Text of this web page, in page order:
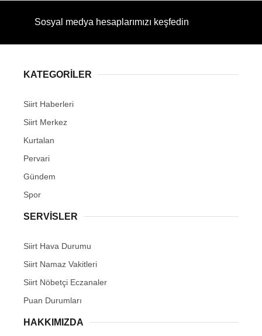
Youtube
Sosyal medya hesaplarımızı keşfedin
KATEGORİLER
Siirt Haberleri
Siirt Merkez
Kurtalan
Pervari
Gündem
Spor
SERVİSLER
Siirt Hava Durumu
Siirt Namaz Vakitleri
Siirt Nöbetçi Eczanaler
Puan Durumları
HAKKIMIZDA